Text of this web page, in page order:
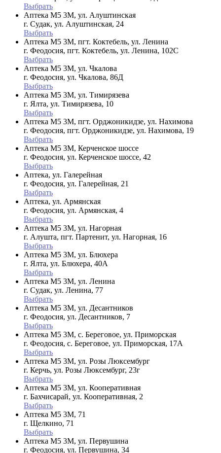
Выбрать
Аптека М5 3М, ул. Алуштинская
г. Судак, ул. Алуштинская, 24
Выбрать
Аптека М5 3М, пгт. Коктебель, ул. Ленина
г. Феодосия, пгт. Коктебель, ул. Ленина, 102С
Выбрать
Аптека М5 3М, ул. Чкалова
г. Феодосия, ул. Чкалова, 86Д
Выбрать
Аптека М5 3М, ул. Тимирязева
г. Ялта, ул. Тимирязева, 10
Выбрать
Аптека М5 3М, пгт. Орджоникидзе, ул. Нахимова
г. Феодосия, пгт. Орджоникидзе, ул. Нахимова, 19
Выбрать
Аптека М5 3М, Керченское шоссе
г. Феодосия, ул. Керченское шоссе, 42
Выбрать
Аптека, ул. Галерейная
г. Феодосия, ул. Галерейная, 21
Выбрать
Аптека, ул. Армянская
г. Феодосия, ул. Армянская, 4
Выбрать
Аптека М5 3М, ул. Нагорная
г. Алушта, пгт. Партенит, ул. Нагорная, 16
Выбрать
Аптека М5 3М, ул. Блюхера
г. Ялта, ул. Блюхера, 40А
Выбрать
Аптека М5 3М, ул. Ленина
г. Судак, ул. Ленина, 77
Выбрать
Аптека М5 3М, ул. Десантников
г. Феодосия, ул. Десантников, 7
Выбрать
Аптека М5 3М, с. Береговое, ул. Приморская
г. Феодосия, с. Береговое, ул. Приморская, 17А
Выбрать
Аптека М5 3М, ул. Розы Люксембург
г. Керчь, ул. Розы Люксембург, 23г
Выбрать
Аптека М5 3М, ул. Кооперативная
г. Бахчисарай, ул. Кооперативная, 2
Выбрать
Аптека М5 3М, 71
г. Щелкино, 71
Выбрать
Аптека М5 3М, ул. Первушина
г. Феодосия, ул. Первушина, 34